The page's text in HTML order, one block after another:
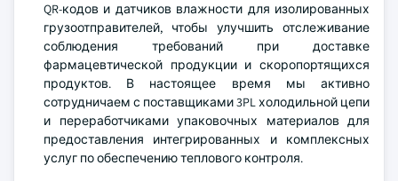
QR-кодов и датчиков влажности для изолированных
грузоотправителей, чтобы улучшить отслеживание
соблюдения требований при доставке
фармацевтической продукции и скоропортящихся
продуктов. В настоящее время мы активно
сотрудничаем с поставщиками 3PL холодильной цепи
и переработчиками упаковочных материалов для
предоставления интегрированных и комплексных
услуг по обеспечению теплового контроля.